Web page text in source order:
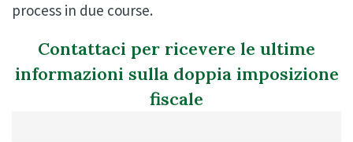
process in due course.
Contattaci per ricevere le ultime
informazioni sulla doppia imposizione
fiscale